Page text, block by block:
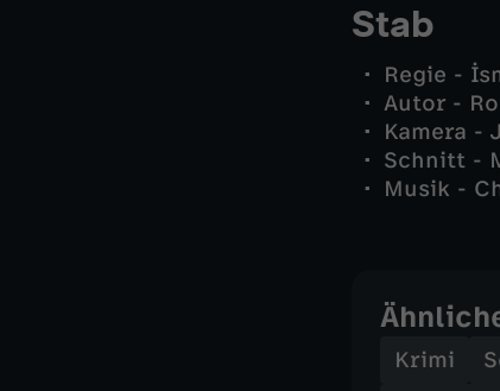
Stab
Regie -
Autor -
Kamera -
Schnitt -
Musik -
Krimi